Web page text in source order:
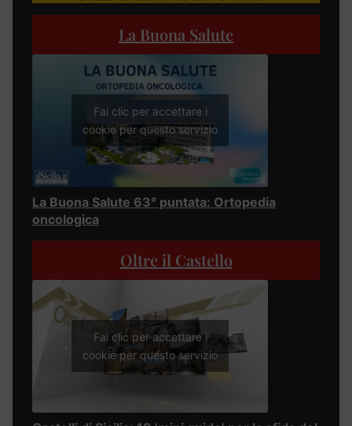
La Buona Salute
Fai clic per accettare i
cookie per questo servizio
La Buona Salute 63° puntata: Ortopedia
oncologica
Oltre il Castello
Fai clic per accettare i
cookie per questo servizio